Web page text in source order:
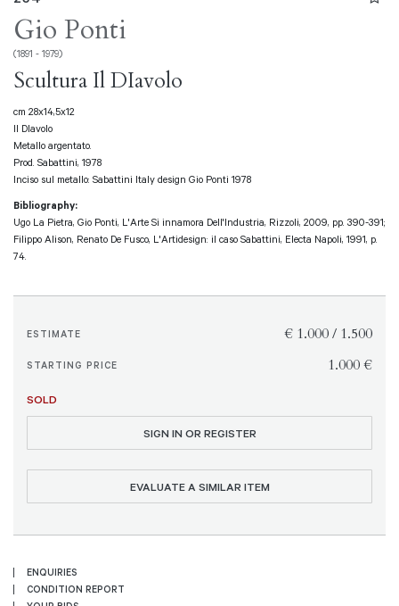
Gio Ponti
(1891 - 1979)
Scultura Il DIavolo
cm 28x14,5x12
Il DIavolo
Metallo argentato.
Prod. Sabattini, 1978
Inciso sul metallo: Sabattini Italy design Gio Ponti 1978
Bibliography:
Ugo La Pietra, Gio Ponti, L'Arte Si innamora Dell'Industria, Rizzoli, 2009, pp. 390-391;
Filippo Alison, Renato De Fusco, L'Artidesign: il caso Sabattini, Electa Napoli, 1991, p.
74.
€ 1.000 / 1.500
ESTIMATE
€ 1.000
STARTING PRICE
SOLD
SIGN IN OR REGISTER
EVALUATE A SIMILAR ITEM
ENQUIRIES
CONDITION REPORT